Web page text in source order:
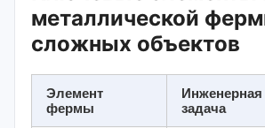
металлической
сложных объектов
Элемент
фермы
Инженерная
задача